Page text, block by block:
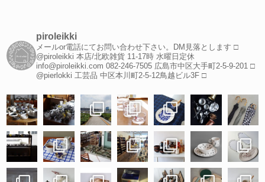
piroleikki
メールor電話にてお問い合わせ下さい。DM見落とします □
@piroleikki 本店/北欧雑貨 11-17時 水曜日定休
info@piroleikki.com 082-246-7505 広島市中区大手町2-5-9-201 □
@pierlokki 工芸品 中区本川町2-5-12鳥越ビル3F □